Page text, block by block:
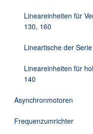
Lineareinheiten für
130, 160
Lineartische der
Lineareinheiten für
140
Asynchronmotoren
Frequenzumrichter